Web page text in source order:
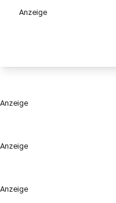
Anzeige
Anzeige
Anzeige
Anzeige